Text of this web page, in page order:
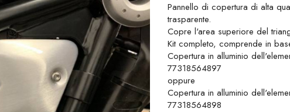
Pannello di copertura di alta
trasparente.
Copre l'area superiore del
Kit completo, comprende in
Copertura in alluminio
77318564897
oppure
Copertura in alluminio
77318564898